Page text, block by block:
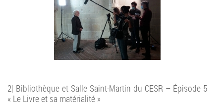
2| Bibliothèque et Salle Saint-Martin du CESR – Épisode 5
« Le Livre et sa matérialité »